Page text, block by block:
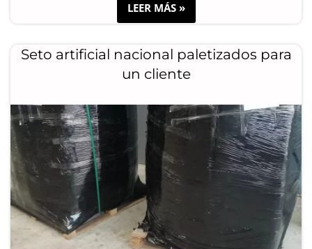
LEER MÁS »
Seto artificial nacional paletizados para
un cliente